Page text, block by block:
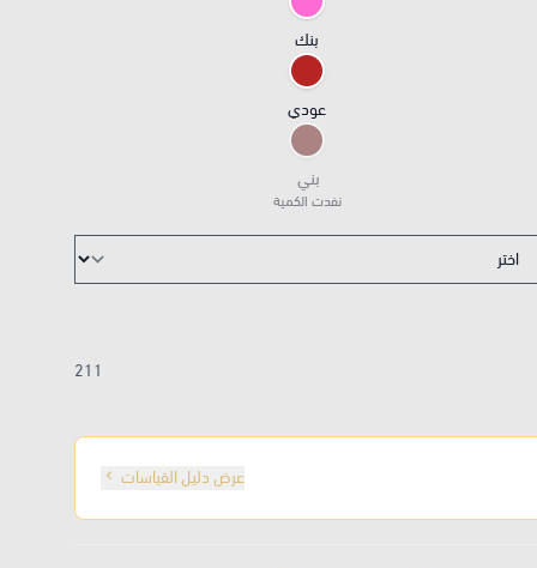
بنك
عودي
بني
نفدت الكمية
211
عرض دليل القياسات